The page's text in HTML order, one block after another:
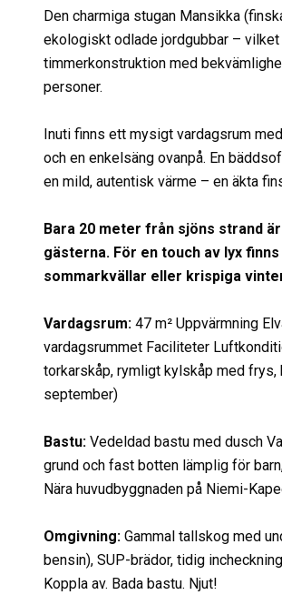
Den charmiga stugan Mansikka
ekologiskt odlade jordgubbar –
timmerkonstruktion med
personer.
Inuti finns ett mysigt vardagsrum
och en enkelsäng ovanpå. En
en mild, autentisk värme – en äkta
Bara 20 meter från sjöns strand
gästerna. För en touch av lyx
sommarkvällar eller krispiga
Vardagsrum: 47 m² Uppvärmning
vardagsrummet Faciliteter
torkarskåp, rymligt kylskåp med
september)
Bastu: Vedeldad bastu med dusch
grund och fast botten lämplig för
Nära huvudbyggnaden på Niemi-
Omgivning: Gammal tallskog med
bensin), SUP-brädor, tidig
Koppla av. Bada bastu. Njut!